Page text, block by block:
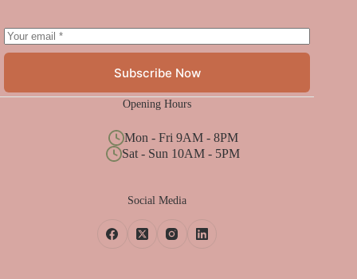
Subscribe Now
Opening Hours
Mon - Fri 9AM - 8PM
Sat - Sun 10AM - 5PM
Social Media